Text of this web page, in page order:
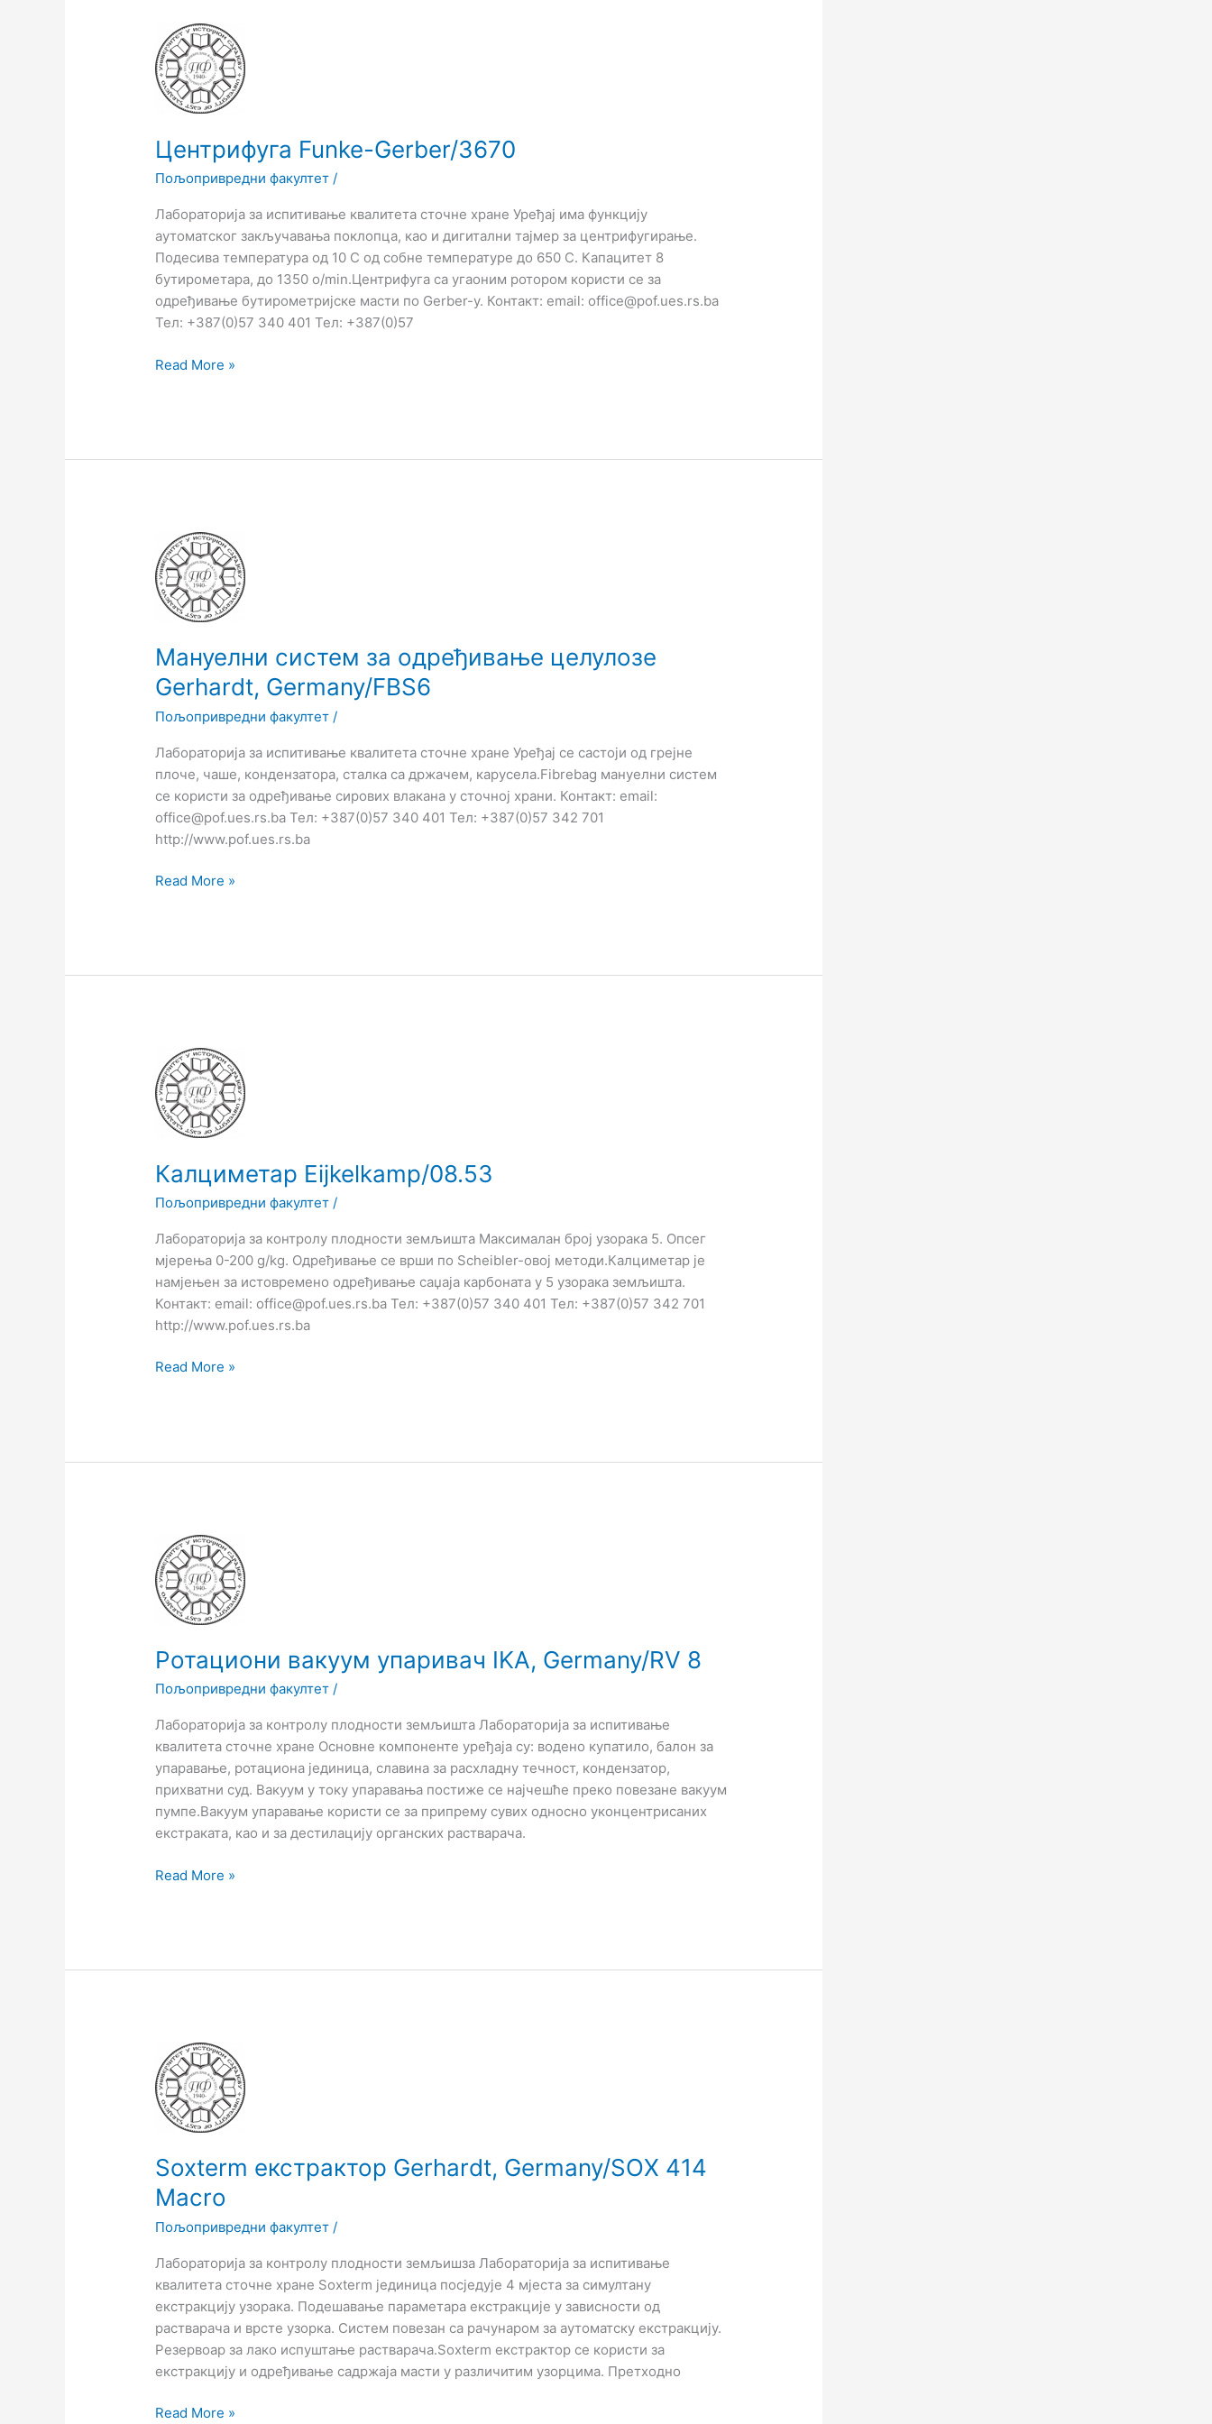
Центрифуга Funke-Gerber/3670
Пољопривредни факултет /
Лабораторија за испитивање квалитета сточне хране Уређај има функцију
аутоматског закључавања поклопца, као и дигитални тајмер за центрифугирање.
Подесива температура од 10 C од собне температуре до 650 C. Капацитет 8
бутирометара, до 1350 о/min.Центрифуга са угаоним ротором користи се за
одређивање бутирометријске масти по Gerber-у. Контакт: еmail: office@pof.ues.rs.ba
Тел: +387(0)57 340 401 Тел: +387(0)57
Центрифуга
Funke-
Gerber/3670
Read More »
Мануелни систем за одређивање целулозе
Gerhardt, Germany/FBS6
Пољопривредни факултет /
Лабораторија за испитивање квалитета сточне хране Уређај се састоји од грејне
плоче, чаше, кондензатора, сталка са држачем, карусела.Fibrebag мануелни систем
се користи за одређивање сирових влакана у сточној храни. Контакт: еmail:
office@pof.ues.rs.ba Тел: +387(0)57 340 401 Тел: +387(0)57 342 701
http://www.pof.ues.rs.ba
Мануелни
систем
за
одређивање
целулозе
Gerhardt,
Germany/FBS6
Read More »
Калциметар Eijkelkamp/08.53
Пољопривредни факултет /
Лабораторија за контролу плодности земљишта Максималан број узорака 5. Опсег
мјерења 0-200 g/kg. Одређивање се врши по Scheibler-овој методи.Калциметар је
намјењен за истовремено одређивање саџаја карбоната у 5 узорака земљишта.
Контакт: еmail: office@pof.ues.rs.ba Тел: +387(0)57 340 401 Тел: +387(0)57 342 701
http://www.pof.ues.rs.ba
Калциметар
Eijkelkamp/08.53
Read More »
Ротациони вакуум упаривач IKA, Germany/RV 8
Пољопривредни факултет /
Лабораторија за контролу плодности земљишта Лабораторија за испитивањe
квалитета сточне хране Основне компоненте уређаја су: водено купатило, балон за
упаравање, ротациона јединица, славина за расхладну течност, кондензатор,
прихватни суд. Вакуум у току упаравања постиже се најчешће преко повезане вакуум
пумпе.Вакуум упаравање користи се за припрему сувих односно уконцентрисаних
екстраката, као и за дестилацију органских растварача.
Ротациони
вакуум
упаривач
IKA,
Germany/RV
8
Read More »
Soxterm екстрактор Gerhardt, Germany/SOX 414
Macro
Пољопривредни факултет /
Лабораторија за контролу плодности земљишза Лабораторија за испитивање
квалитета сточне хране Soxterm јединица посједује 4 мјеста за симултану
екстракцију узорака. Подешавање параметара екстракције у зависности од
растварача и врсте узорка. Систем повезан са рачунаром за аутоматску екстракцију.
Резервоар за лако испуштање растварача.Soxterm екстрактор се користи за
екстракцију и одређивање садржаја масти у различитим узорцима. Претходно
Soxterm
екстрактор
Gerhardt,
Germany/SOX
Macro
Read More »